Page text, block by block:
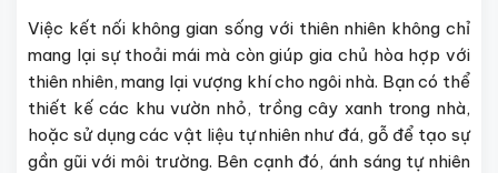
Việc kết nối không gian sống với thiên nhiên không chỉ
mang lại sự thoải mái mà còn giúp gia chủ hòa hợp với
thiên nhiên, mang lại vượng khí cho ngôi nhà. Bạn có thể
thiết kế các khu vườn nhỏ, trồng cây xanh trong nhà,
hoặc sử dụng các vật liệu tự nhiên như đá, gỗ để tạo sự
gần gũi với môi trường. Bên cạnh đó, ánh sáng tự nhiên